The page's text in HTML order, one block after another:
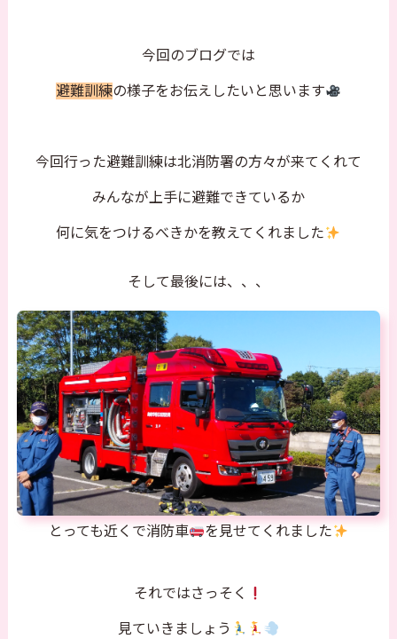
今回のブログでは
避難訓練の様子をお伝えしたいと思います
今回行った避難訓練は北消防署の方々が来てくれて
みんなが上手に避難できているか
何に気をつけるべきかを教えてくれました
そして最後には、、、
とっても近くで消防車 を見せてくれました
それではさっそく
見ていきましょう